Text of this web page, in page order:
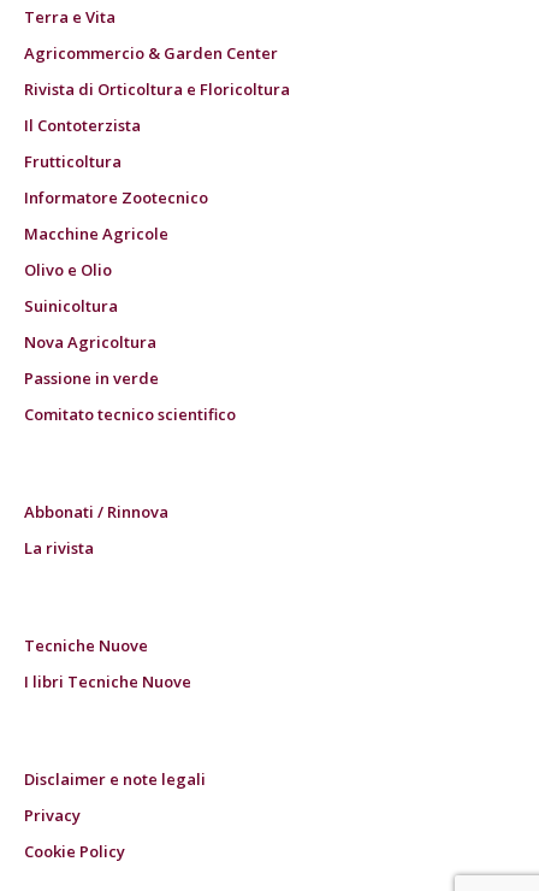
Terra e Vita
Agricommercio & Garden Center
Rivista di Orticoltura e Floricoltura
Il Contoterzista
Frutticoltura
Informatore Zootecnico
Macchine Agricole
Olivo e Olio
Suinicoltura
Nova Agricoltura
Passione in verde
Comitato tecnico scientifico
Abbonati / Rinnova
La rivista
Tecniche Nuove
I libri Tecniche Nuove
Disclaimer e note legali
Privacy
Cookie Policy